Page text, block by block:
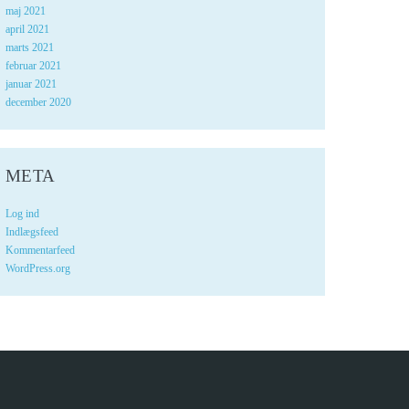
maj 2021
april 2021
marts 2021
februar 2021
januar 2021
december 2020
META
Log ind
Indlægsfeed
Kommentarfeed
WordPress.org